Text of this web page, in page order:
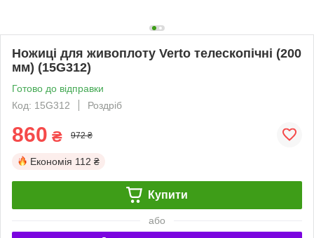
Ножиці для живоплоту Verto телескопічні (200
мм) (15G312)
Готово до відправки
Код: 15G312
Роздріб
860 ₴ 972 ₴
Економія 112 ₴
Купити
або